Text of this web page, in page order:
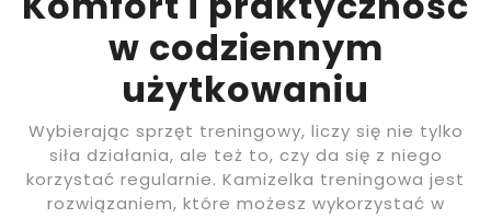
w codziennym
użytkowaniu
Wybierając sprzęt treningowy, liczy się nie tylko
siła działania, ale też to, czy da się z niego
korzystać regularnie. Kamizelka treningowa jest
rozwiązaniem, które możesz wykorzystać w